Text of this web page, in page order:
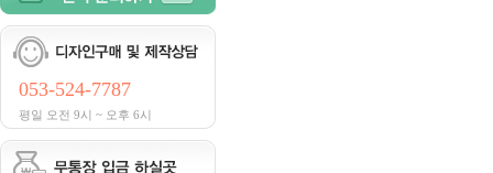
053-524-7787
평일 오전 9시 ~ 오후 6시